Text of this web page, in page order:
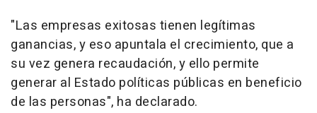
"Las empresas exitosas tienen legítimas
ganancias, y eso apuntala el crecimiento, que a
su vez genera recaudación, y ello permite
generar al Estado políticas públicas en beneficio
de las personas", ha declarado.